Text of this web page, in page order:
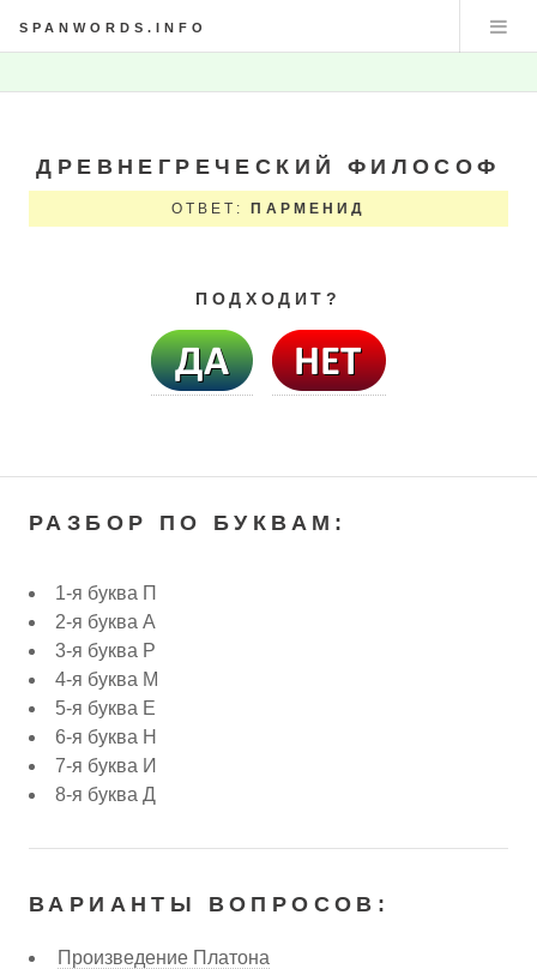
SPANWORDS.INFO
ДРЕВНЕГРЕЧЕСКИЙ ФИЛОСОФ
ОТВЕТ: ПАРМЕНИД
ПОДХОДИТ?
РАЗБОР ПО БУКВАМ:
1-я буква П
2-я буква А
3-я буква Р
4-я буква М
5-я буква Е
6-я буква Н
7-я буква И
8-я буква Д
ВАРИАНТЫ ВОПРОСОВ:
Произведение Платона